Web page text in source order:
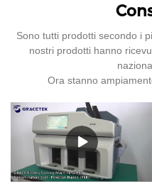
Sono tutti prodotti secondo i
nostri prodotti hanno
Ora stanno